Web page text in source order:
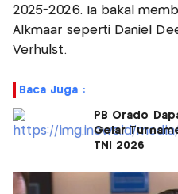
2025-2026. Ia bakal
Alkmaar seperti Daniel
Verhulst.
Baca Juga :
PB Orado
Gelar
TNI 2026